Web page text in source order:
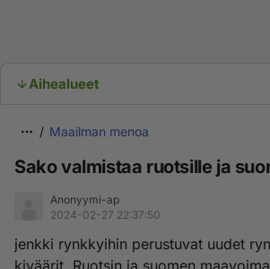
Aihealueet
Maailman menoa
Sako valmistaa ruotsille ja
Anonyymi-ap
2024-02-27 22:37:50
jenkki rynkkyihin perustuvat uudet
kiväärit. Ruotsin ja suomen